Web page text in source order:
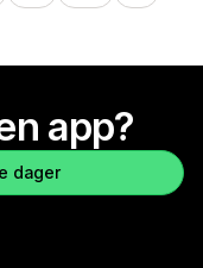
app?
dager